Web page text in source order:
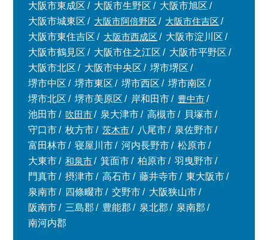
大阪市東成区
大阪市生野区
大阪市旭区
大阪市城東区
大阪市阿倍野区
大阪市住吉区
大阪市東住吉区
大阪市西成区
大阪市淀川区
大阪市鶴見区
大阪市住之江区
大阪市平野区
大阪市北区
大阪市中央区
堺市堺区
堺市中区
堺市東区 堺市西区
堺市南区
堺市北区
堺市美原区 岸和田市
豊中市
池田市
吹田市 泉大津市 高槻市
貝塚市
守口市
枚方市 茨木市 八尾市
泉佐野市
富田林市
寝屋川市 河内長野市
松原市
大東市
和泉市 箕面市 柏原市
羽曳野市
門真市
摂津市 高石市 藤井寺市
東大阪市
泉南市
四條畷市 交野市
大阪狭山市
阪南市
三島郡 豊能郡 泉北郡
泉南郡
南河内郡